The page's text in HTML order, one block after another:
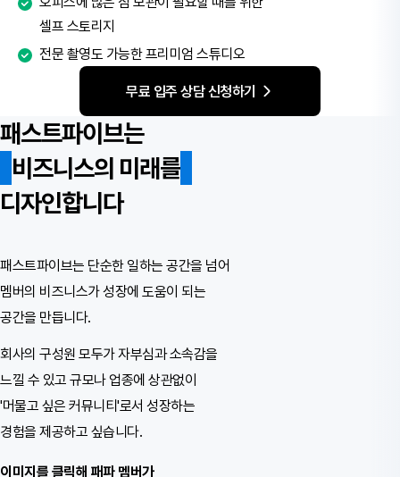
셀프 스토리지
전문 촬영도 가능한 프리미엄 스튜디오
무료 입주 상담 신청하기
패스트파이브는
비즈니스의 미래를
디자인합니다
패스트파이브는 단순한 일하는 공간을 넘어
멤버의 비즈니스가 성장에 도움이 되는
공간을 만듭니다.
회사의 구성원 모두가 자부심과 소속감을
느낄 수 있고규모나 업종에 상관없이
'머물고 싶은 커뮤니티'로서 성장하는
경험을 제공하고 싶습니다.
이미지를 클릭해 패파 멤버가